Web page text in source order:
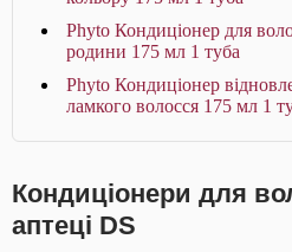
Phyto Кондиціонер для
родини 175 мл 1 туба
Phyto Кондиціонер
ламкого волосся 175 мл 1
Кондиціонери для
аптеці DS